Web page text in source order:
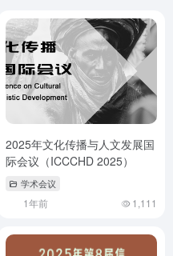
2025年文化传播与人文发展国
际会议（ICCCHD 2025）
学术会议
1年前 1,111